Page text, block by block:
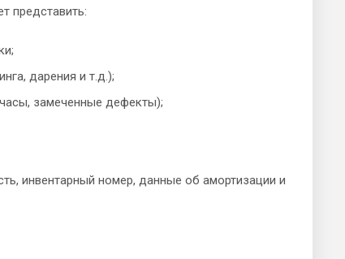
представить:
дарения и т.д.);
замеченные дефекты);
инвентарный номер, данные об амортизации и